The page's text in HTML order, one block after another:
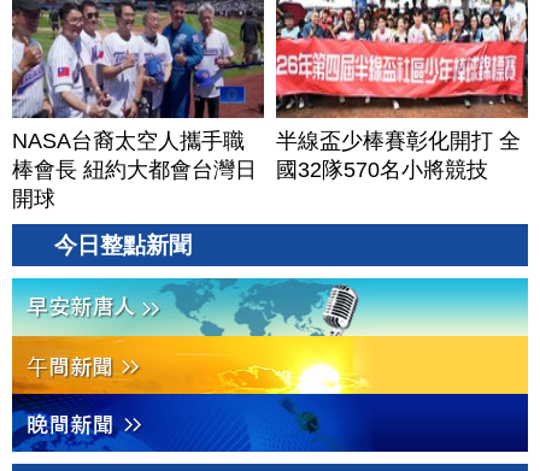
NASA台裔太空人攜手職
棒會長 紐約大都會台灣日
開球
半線盃少棒賽彰化開打 全
國32隊570名小將競技
今日整點新聞